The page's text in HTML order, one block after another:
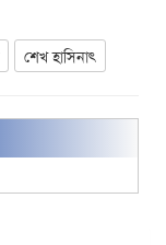
শেখ হাসিনাৎ